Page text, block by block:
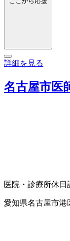
詳細を見る
名古屋市医
医院・診療所休日
愛知県名古屋市港